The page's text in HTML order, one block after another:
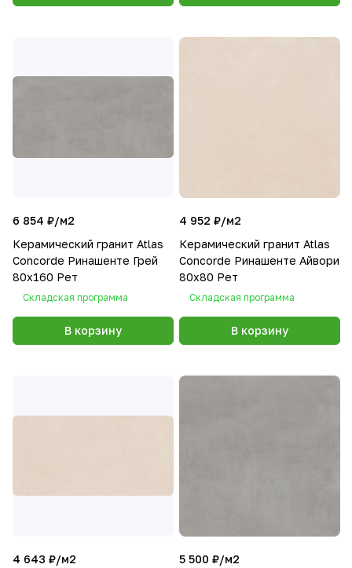
6 854 ₽/м2
Керамический гранит Atlas
Concorde Ринашенте Грей
80х160 Рет
Складская программа
В корзину
4 952 ₽/м2
Керамический гранит Atlas
Concorde Ринашенте Айвори
80х80 Рет
Складская программа
В корзину
4 643 ₽/м2
5 500 ₽/м2